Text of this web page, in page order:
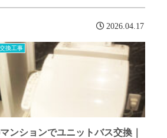
2026.04.17
換工事
ンションでユニットバス交換｜